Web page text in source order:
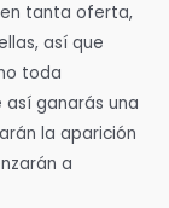
tanta oferta,
así que
toda
ganarás una
la aparición
a